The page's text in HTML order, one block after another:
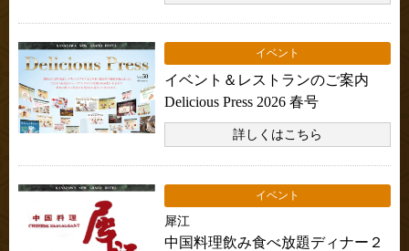
イベント
イベント＆レストランのご案内
Delicious Press 2026 春号
詳しくはこちら
イベント
犀江
中国料理飲み食べ放題ディナー２